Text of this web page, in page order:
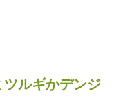
ルギかデンジ